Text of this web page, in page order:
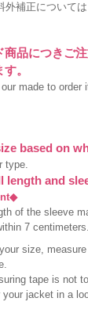
外補正について
品につきご
。
made to order
based on
type.
length and
of the sleeve
7 centimeters.
size,
tape is not
your jacket in a